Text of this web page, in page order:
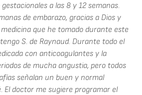
a las 8 y 12 semanas.
de embarazo, gracias a Dios y
que he tomado durante este
S. de Raynaud. Durante todo el
con anticoagulantes y la
de mucha angustia, pero todos
señalan un buen y normal
El doctor me sugiere programar el